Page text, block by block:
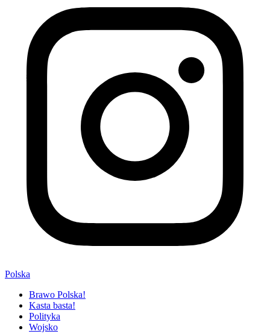
Polska
Brawo Polska!
Kasta basta!
Polityka
Wojsko